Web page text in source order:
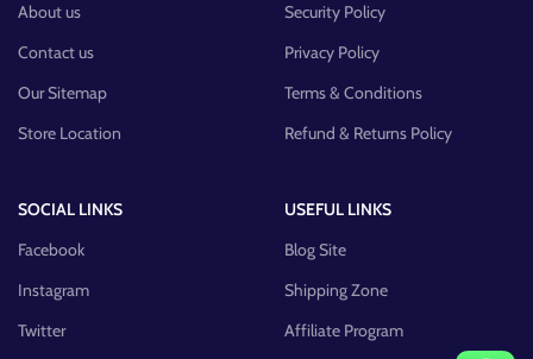
About us
Contact us
Our Sitemap
Store Location
Security Policy
Privacy Policy
Terms & Conditions
Refund & Returns Policy
SOCIAL LINKS
Facebook
Instagram
Twitter
USEFUL LINKS
Blog Site
Shipping Zone
Affiliate Program